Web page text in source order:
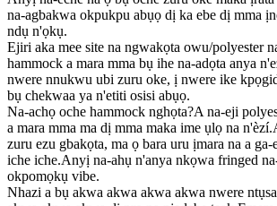
na-agbakwa okpukpu abụọ dị ka ebe dị mma
ndụ n'ọkụ.
Ejiri aka mee site na ngwakọta owu/polyester
hammock a mara mma bụ ihe na-adọta anya
nwere nnukwu ubi zuru oke, ị nwere ike
bụ chekwaa ya n'etiti osisi abụọ.
Na-achọ oche hammock nghọta?A na-eji
a mara mma ma dị mma maka ime ụlọ na
zuru ezu gbakọta, ma ọ bara uru ịmara na a
iche iche.Anyị na-ahụ n'anya nkọwa fringed
okpomọkụ vibe.
Nhazi a bụ akwa akwa akwa akwa nwere